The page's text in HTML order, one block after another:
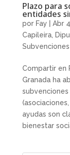
Plazo para
entidades
por Fay Abr
Capileira,
Subvenciones
Compartir en
Granada ha
ayudas son
bienestar